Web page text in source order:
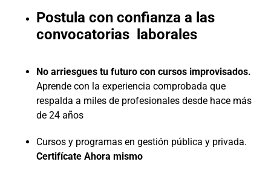
Postula con confianza a las
convocatorias laborales
No arriesgues tu futuro con cursos improvisados.
Aprende con la experiencia comprobada que
respalda a miles de profesionales desde hace más
de 24 años
Cursos y programas en gestión pública y privada.
Certifícate Ahora mismo